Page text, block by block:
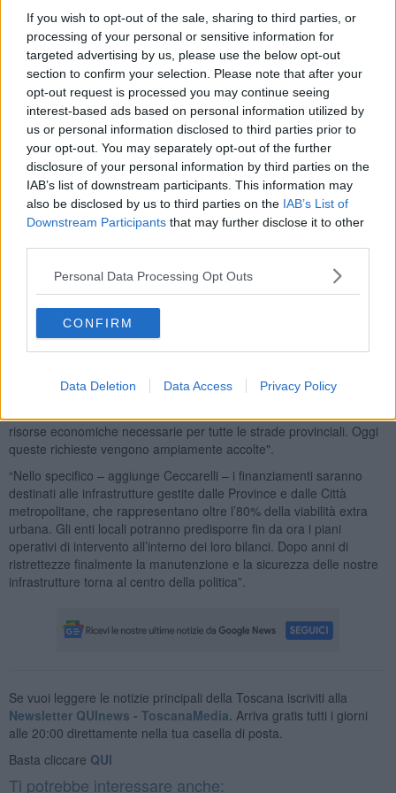
If you wish to opt-out of the sale, sharing to third parties, or
processing of your personal or sensitive information for
targeted advertising by us, please use the below opt-out
section to confirm your selection. Please note that after your
opt-out request is processed you may continue seeing
interest-based ads based on personal information utilized by
us or personal information disclosed to third parties prior to
your opt-out. You may separately opt-out of the further
disclosure of your personal information by third parties on the
IAB’s list of downstream participants. This information may
also be disclosed by us to third parties on the IAB’s List of
Downstream Participants that may further disclose it to other
Personal Data Processing Opt Outs
CONFIRM
Data Deletion Data Access Privacy Policy
con cui il Governo stanzia ulteriori 1,150 miliardi per il triennio
2021-23 destinati alle Province e alle Città Metropolitane per la
manutenzione straordinaria di ponti e viadotti nella rete stradale di
loro competenza.Alla Provincia di Arezzo spetteranno 11,4
milioni
di euro e complessivamente saranno destinati alla Toscana
circa 116 milioni.
“Si tratta di un grande risultato – spiega Ceccarelli - che è il frutto
anche del lavoro svolto negli anni scorsi dalla Regione Toscana.
Subito dopo il drammatico crollo del ponte Morandi a Genova nel
strade della Toscana. Un’azione svolta d’intesa con Anci, Upi e
Città metropolitana di Firenze, attivando una convenzione con i
Dipartimenti di ingegneria delle Università di Pisa e Firenze e con la
fondamentale collaborazione dell’Ordine degli ingegneri della
Toscana. Al termine della rilevazione la Regione aveva stanziato 16
milioni di euro per gli interventi ritenuti prioritari sulle strade
lungo la Sr 71 a Badia Prataglia, Castel Focognano,
Capolona e Cortona. Forti della qualità del nostro monitoraggio
risorse economiche necessarie per tutte le strade provinciali. Oggi
queste richieste vengono ampiamente accolte".
“Nello specifico – aggiunge Ceccarelli – i finanziamenti saranno
destinati alle infrastrutture gestite dalle Province e dalle Città
metropolitane, che rappresentano oltre l’80% della viabilità extra
urbana. Gli enti locali potranno predisporre fin da ora i piani
operativi di intervento all’interno dei loro bilanci. Dopo anni di
ristrettezze finalmente la manutenzione e la sicurezza delle nostre
infrastrutture torna al centro della politica”.
Se vuoi leggere le notizie principali della Toscana iscriviti alla
Newsletter QUInews - ToscanaMedia. Arriva gratis tutti i giorni
alle 20:00 direttamente nella tua casella di posta.
Basta cliccare QUI
Ti potrebbe interessare anche: